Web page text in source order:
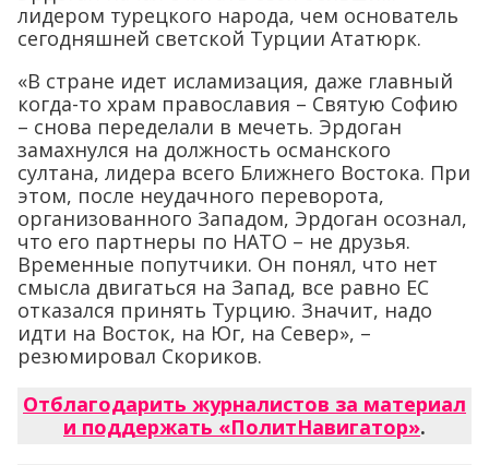
лидером турецкого народа, чем основатель
сегодняшней светской Турции Ататюрк.
«В стране идет исламизация, даже главный
когда-то храм православия – Святую Софию
– снова переделали в мечеть. Эрдоган
замахнулся на должность османского
султана, лидера всего Ближнего Востока. При
этом, после неудачного переворота,
организованного Западом, Эрдоган осознал,
что его партнеры по НАТО – не друзья.
Временные попутчики. Он понял, что нет
смысла двигаться на Запад, все равно ЕС
отказался принять Турцию. Значит, надо
идти на Восток, на Юг, на Север», –
резюмировал Скориков.
Отблагодарить журналистов за материал
и поддержать «ПолитНавигатор».